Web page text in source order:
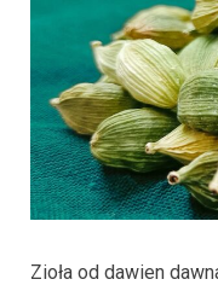
Zioła od dawien